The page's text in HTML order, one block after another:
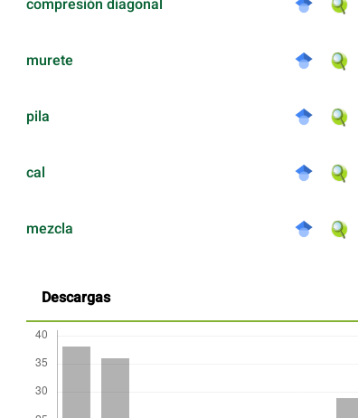
murete
pila
cal
mezcla
Descargas